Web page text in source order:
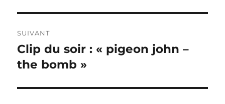
SUIVANT
Publication
suivante :
Clip du soir : « pigeon john –
the bomb »